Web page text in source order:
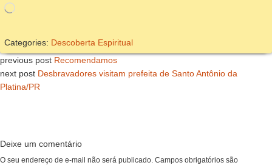
Carregando...
Categories: Descoberta Espiritual
previous post Recomendamos
next post Desbravadores visitam prefeita de Santo Antônio da
Platina/PR
Deixe um comentário
O seu endereço de e-mail não será publicado. Campos obrigatórios são